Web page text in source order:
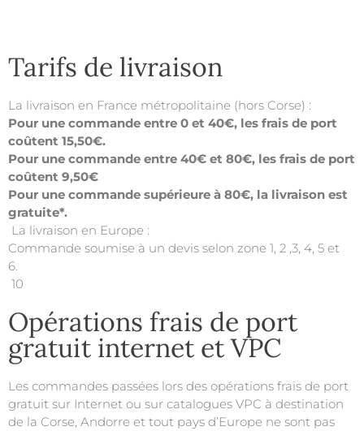
Tarifs de livraison
La livraison en France métropolitaine (hors Corse) :
Pour une commande entre 0 et 40€, les frais de port
coûtent 15,50€.
Pour une commande entre 40€ et 80€, les frais de port
coûtent 9,50€
Pour une commande supérieure à 80€, la livraison est
gratuite*.
La livraison en Europe :
Commande soumise à un devis selon zone 1, 2 ,3, 4, 5 et
6.
10
Opérations frais de port
gratuit internet et VPC
Les commandes passées lors des opérations frais de port
gratuit sur Internet ou sur catalogues VPC à destination
de la Corse, Andorre et tout pays d’Europe ne sont pas